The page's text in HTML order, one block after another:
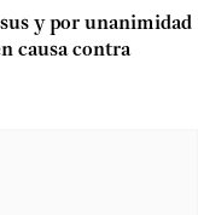
y por unanimidad
causa contra